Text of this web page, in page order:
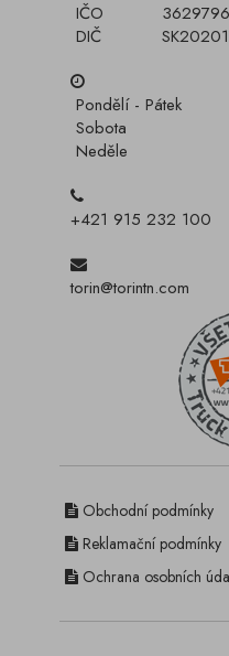
IČO
DIČ
Pondělí - Pátek
Sobota
Neděle
+421 915 232 100
torin@torintn.com
Obchodní podmínky
Reklamační podmínky
Ochrana osobních